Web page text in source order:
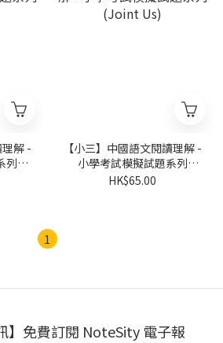
理解 -
列
【小三】中國語文閱讀理解 -
小學考試模擬試題系列
(Joint Us)
HK$65.00
1
】免費訂閱 NoteSity 電子報